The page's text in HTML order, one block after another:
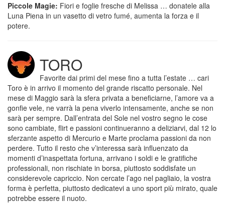
Piccole Magie: Fiori e foglie fresche di Melissa … donatele alla
Luna Piena in un vasetto di vetro fumé, aumenta la forza e il
potere.
TORO
Favorite dai primi del mese fino a tutta l’estate … cari
Toro è in arrivo il momento del grande riscatto personale. Nel
mese di Maggio sarà la sfera privata a beneficiarne, l’amore va a
gonfie vele, ne varrà la pena viverlo intensamente, anche se non
sarà per sempre. Dall’entrata del Sole nel vostro segno le cose
sono cambiate, flirt e passioni continueranno a deliziarvi, dal 12 lo
sferzante aspetto di Mercurio e Marte proclama passioni da non
perdere. Tutto il resto che v’interessa sarà influenzato da
momenti d’inaspettata fortuna, arrivano i soldi e le gratifiche
professionali, non rischiate in borsa, piuttosto soddisfate un
considerevole capriccio. Non cercate l’ago nel pagliaio, la vostra
forma è perfetta, piuttosto dedicatevi a uno sport più mirato, quale
potrebbe essere il nuoto.